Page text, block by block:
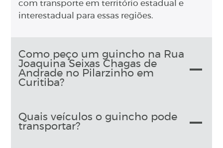
com transporte em território estadual e
interestadual para essas regiões.
Como peço um guincho na Rua
Joaquina Seixas Chagas de
Andrade no Pilarzinho em
Curitiba?
Quais veículos o guincho pode
transportar?